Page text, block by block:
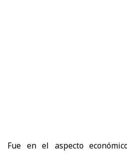
Fue en el aspecto